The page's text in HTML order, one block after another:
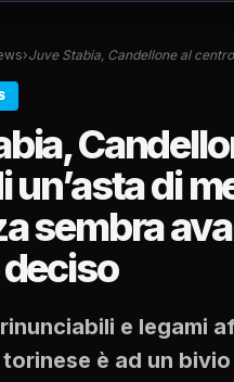
›Juve Stabia, Candellone al
un’asta di
sembra
e legami
è ad un